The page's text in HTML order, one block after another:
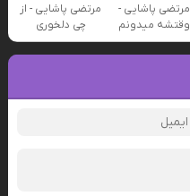
مرتضی پاشایی -
وقتشه میدونم
مرتضی پاشایی - از
چی دلخوری